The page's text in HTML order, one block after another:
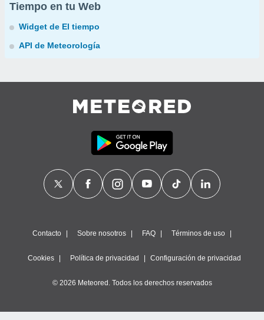
Tiempo en tu Web
Widget de El tiempo
API de Meteorología
Contacto Sobre nosotros FAQ Términos de uso
Cookies Política de privacidad Configuración de privacidad
© 2026 Meteored. Todos los derechos reservados